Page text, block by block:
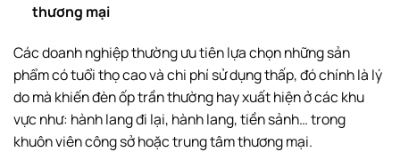
thương mại
Các doanh nghiệp thường ưu tiên lựa chọn những sản
phẩm có tuổi thọ cao và chi phí sử dụng thấp, đó chính là lý
do mà khiến đèn ốp trần thường hay xuất hiện ở các khu
vực như: hành lang đi lại, hành lang, tiền sảnh… trong
khuôn viên công sở hoặc trung tâm thương mại.